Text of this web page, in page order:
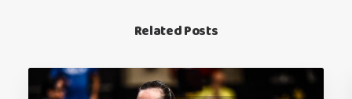
Related Posts